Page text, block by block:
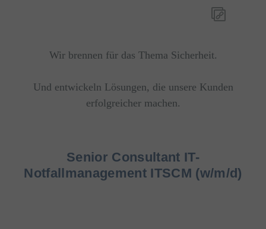
Wir brennen für das Thema Sicherheit.
Und entwickeln Lösungen, die unsere Kunden
erfolgreicher machen.
Senior Consultant IT-
Notfallmanagement ITSCM (w/m/d)